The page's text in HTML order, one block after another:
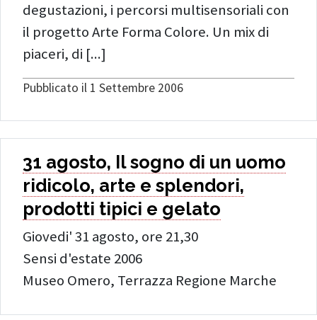
degustazioni, i percorsi multisensoriali con
il progetto Arte Forma Colore. Un mix di
piaceri, di [...]
Pubblicato il 1 Settembre 2006
31 agosto, Il sogno di un uomo
ridicolo, arte e splendori,
prodotti tipici e gelato
Giovedi' 31 agosto, ore 21,30
Sensi d'estate 2006
Museo Omero, Terrazza Regione Marche